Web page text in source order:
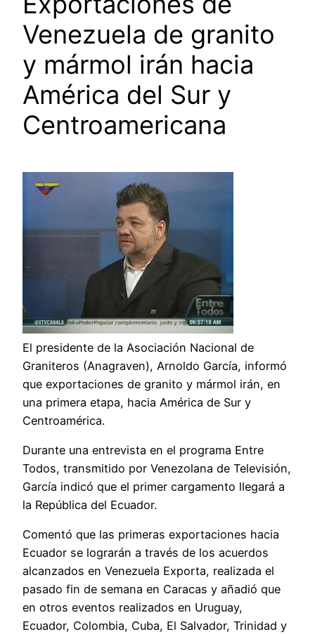
Venezuela de granito
y mármol irán hacia
América del Sur y
Centroamericana
El presidente de la Asociación Nacional de
Graniteros (Anagraven), Arnoldo García, informó
que exportaciones de granito y mármol irán, en
una primera etapa, hacia América de Sur y
Centroamérica.
Durante una entrevista en el programa Entre
Todos, transmitido por Venezolana de Televisión,
García indicó que el primer cargamento llegará a
la República del Ecuador.
Comentó que las primeras exportaciones hacia
Ecuador se lograrán a través de los acuerdos
alcanzados en Venezuela Exporta, realizada el
pasado fin de semana en Caracas y añadió que
en otros eventos realizados en Uruguay,
Ecuador, Colombia, Cuba, El Salvador, Trinidad y